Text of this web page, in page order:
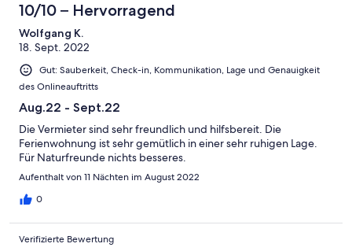
10/10 – Hervorragend
Wolfgang K.
18. Sept. 2022
Gut: Sauberkeit, Check-in, Kommunikation, Lage und Genauigkeit
des Onlineauftritts
Aug.22 - Sept.22
Die Vermieter sind sehr freundlich und hilfsbereit. Die
Ferienwohnung ist sehr gemütlich in einer sehr ruhigen Lage.
Für Naturfreunde nichts besseres.
Aufenthalt von 11 Nächten im August 2022
0
Verifizierte Bewertung